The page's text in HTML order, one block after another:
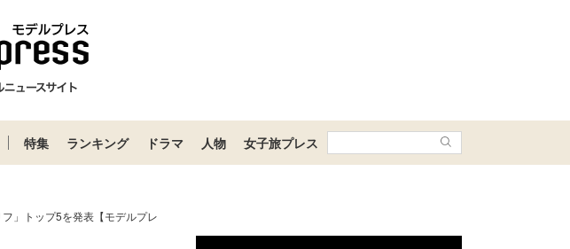
特集 ランキング ドラマ 人物 女子旅プレス
」トップ5を発表【モデルプレ